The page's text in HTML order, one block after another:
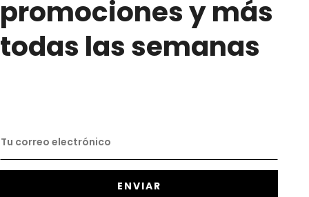
promociones y más
todas las semanas